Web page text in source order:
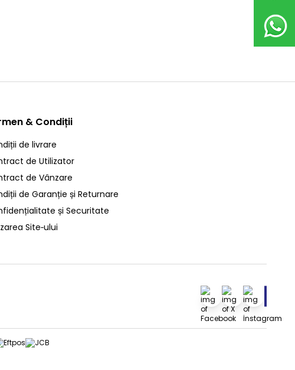
& Condiții
de livrare
de Utilizator
de Vânzare
de Garanție și Returnare
și Securitate
Site‑ului
Facebook
X İnstagram